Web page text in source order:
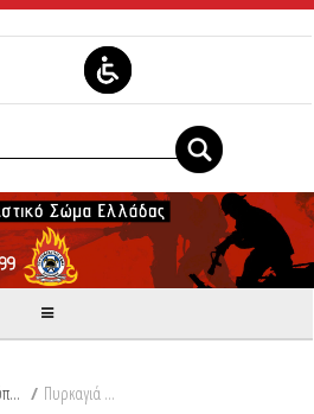
Δελτία Τύπου / Πυρκαγιά σε κτηνοτροφική εγκατάσταση στην Ημαθία